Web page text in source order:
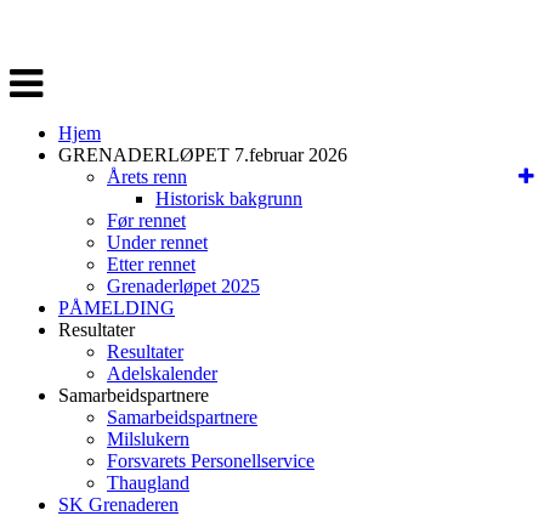
Veksle
navigasjon
Hjem
GRENADERLØPET 7.februar 2026
Årets renn
Historisk bakgrunn
Før rennet
Under rennet
Etter rennet
Grenaderløpet 2025
PÅMELDING
Resultater
Resultater
Adelskalender
Samarbeidspartnere
Samarbeidspartnere
Milslukern
Forsvarets Personellservice
Thaugland
SK Grenaderen